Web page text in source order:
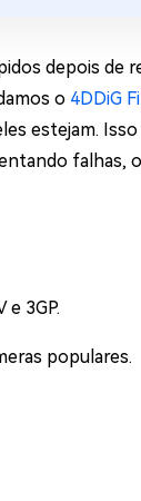
depois de
o 4DDiG
estejam.
falhas,
3GP.
populares.